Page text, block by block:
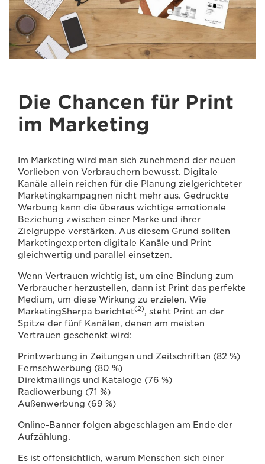
Die Chancen für Print
im Marketing
Im Marketing wird man sich zunehmend der neuen
Vorlieben von Verbrauchern bewusst. Digitale
Kanäle allein reichen für die Planung zielgerichteter
Marketingkampagnen nicht mehr aus. Gedruckte
Werbung kann die überaus wichtige emotionale
Beziehung zwischen einer Marke und ihrer
Zielgruppe verstärken. Aus diesem Grund sollten
Marketingexperten digitale Kanäle und Print
gleichwertig und parallel einsetzen.
Wenn Vertrauen wichtig ist, um eine Bindung zum
Verbraucher herzustellen, dann ist Print das perfekte
Medium, um diese Wirkung zu erzielen. Wie
MarketingSherpa berichtet(2), steht Print an der
Spitze der fünf Kanälen, denen am meisten
Vertrauen geschenkt wird:
Printwerbung in Zeitungen und Zeitschriften (82 %)
Fernsehwerbung (80 %)
Direktmailings und Kataloge (76 %)
Radiowerbung (71 %)
Außenwerbung (69 %)
Online-Banner folgen abgeschlagen am Ende der
Aufzählung.
Es ist offensichtlich, warum Menschen sich einer